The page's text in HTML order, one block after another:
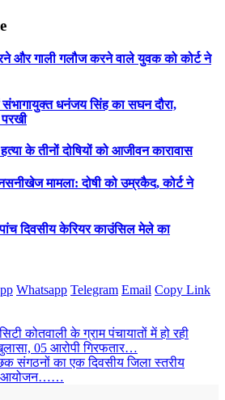
और गाली गलौज करने वाले युवक को कोर्ट ने
धनंजय सिंह का सघन दौरा,
के तीनों दोषियों को आजीवन कारावास
मामला: दोषी को उम्रकैद, कोर्ट ने
दिवसीय केरियर काउंसिल मेले का
Whatsapp Telegram Email Copy Link
कोतवाली के ग्राम पंचायातों में हो रही
05 आरोपी गिरफतार…
संगठनों का एक दिवसीय जिला स्तरीय
आयोजन……